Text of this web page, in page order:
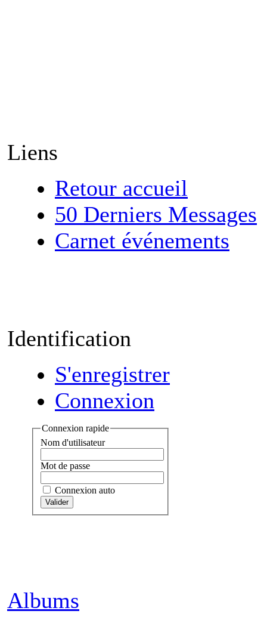
Liens
Retour accueil
50 Derniers Messages
Carnet événements
Identification
S'enregistrer
Connexion
Connexion rapide
Nom d'utilisateur
Mot de passe
Connexion auto
Albums